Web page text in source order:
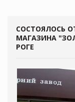
СОСТОЯЛОСЬ
МАГАЗИНА
РОГЕ